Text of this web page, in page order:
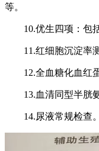
等。
10.优生四项：包括
11.红细胞沉淀率测
12.全血糖化血红蛋
13.血清同型半胱氨
14.尿液常规检查。